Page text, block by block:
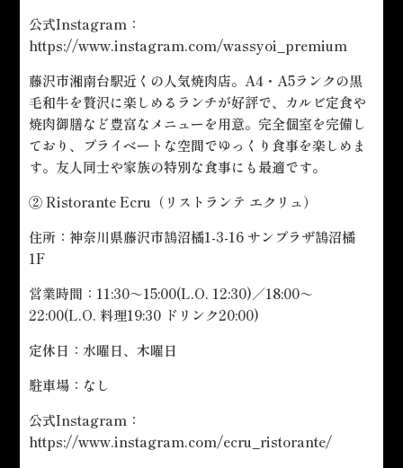
公式Instagram：
https://www.instagram.com/wassyoi_premium
藤沢市湘南台駅近くの人気焼肉店。A4・A5ランクの黒
毛和牛を贅沢に楽しめるランチが好評で、カルビ定食や
焼肉御膳など豊富なメニューを用意。完全個室を完備し
ており、プライベートな空間でゆっくり食事を楽しめま
す。友人同士や家族の特別な食事にも最適です。
② Ristorante Ecru（リストランテ エクリュ）
住所：神奈川県藤沢市鵠沼橘1-3-16 サンプラザ鵠沼橘
1F
営業時間：11:30～15:00(L.O. 12:30)／18:00～
22:00(L.O. 料理19:30 ドリンク20:00)
定休日：水曜日、木曜日
駐車場：なし
公式Instagram：
https://www.instagram.com/ecru_ristorante/